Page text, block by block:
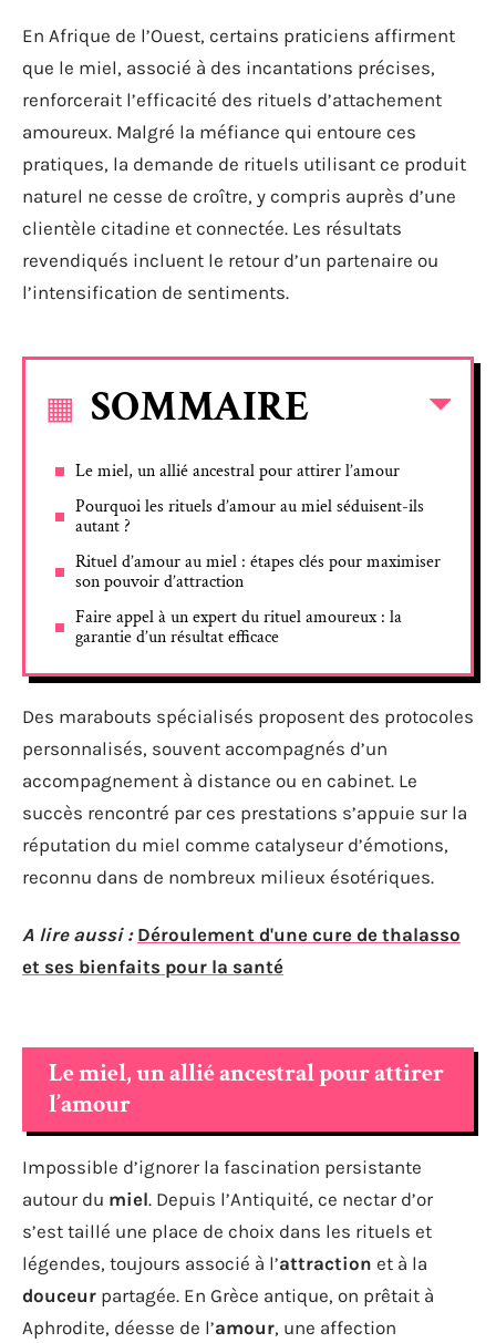
En Afrique de l’Ouest, certains praticiens affirment
que le miel, associé à des incantations précises,
renforcerait l’efficacité des rituels d’attachement
amoureux. Malgré la méfiance qui entoure ces
pratiques, la demande de rituels utilisant ce produit
naturel ne cesse de croître, y compris auprès d’une
clientèle citadine et connectée. Les résultats
revendiqués incluent le retour d’un partenaire ou
l’intensification de sentiments.
SOMMAIRE
Le miel, un allié ancestral pour attirer l’amour
Pourquoi les rituels d’amour au miel séduisent-ils
autant ?
Rituel d’amour au miel : étapes clés pour maximiser
son pouvoir d’attraction
Faire appel à un expert du rituel amoureux : la
garantie d’un résultat efficace
Des marabouts spécialisés proposent des protocoles
personnalisés, souvent accompagnés d’un
accompagnement à distance ou en cabinet. Le
succès rencontré par ces prestations s’appuie sur la
réputation du miel comme catalyseur d’émotions,
reconnu dans de nombreux milieux ésotériques.
A lire aussi : Déroulement d'une cure de thalasso
et ses bienfaits pour la santé
Le miel, un allié ancestral pour attirer
l’amour
Impossible d’ignorer la fascination persistante
autour du miel. Depuis l’Antiquité, ce nectar d’or
s’est taillé une place de choix dans les rituels et
légendes, toujours associé à l’attraction et à la
douceur partagée. En Grèce antique, on prêtait à
Aphrodite, déesse de l’amour, une affection